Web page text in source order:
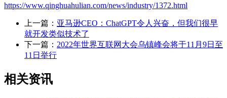
https://www.qinghuahulian.com/news/industry/1372.html
上一篇： 亚马逊CEO：ChatGPT令人兴奋，但我们很早
就开发类似技术了
下一篇： 2022年世界互联网大会乌镇峰会将于11月9日至
11日举行
相关资讯